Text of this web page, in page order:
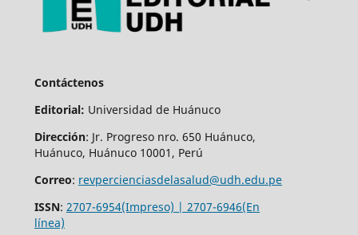
Contáctenos
Editorial: Universidad de Huánuco
Dirección: Jr. Progreso nro. 650 Huánuco,
Huánuco, Huánuco 10001, Perú
Correo: revpercienciasdelasalud@udh.edu.pe
ISSN: 2707-6954(Impreso) | 2707-6946(En
línea)